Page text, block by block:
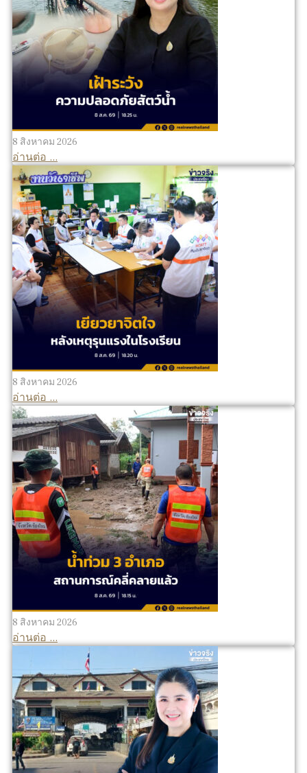
8 สิงหาคม 2026
อ่านต่อ ...
8 สิงหาคม 2026
อ่านต่อ ...
8 สิงหาคม 2026
อ่านต่อ ...